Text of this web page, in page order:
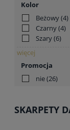
Kolor
Beżowy(4)
Czarny(4)
Szary(6)
więcej
Promocja
nie(26)
SKARPETY